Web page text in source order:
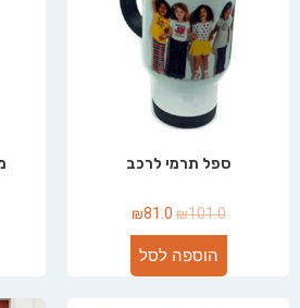
ספל תרמי לרכב
₪101.0
₪81.0
הוספה לסל